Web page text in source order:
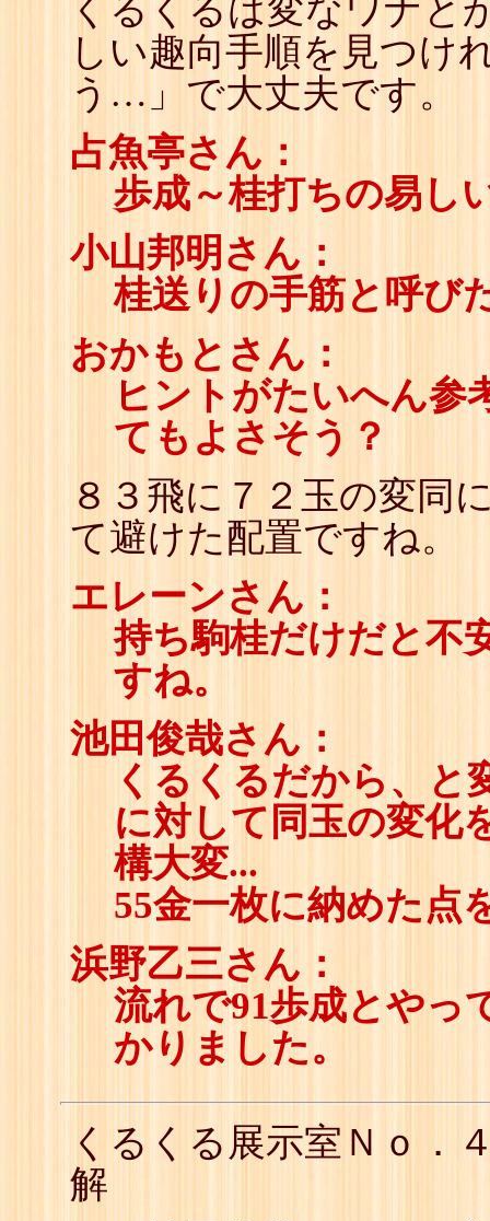
くるくるは変なワナと
しい趣向手順を見つけ
う…」で大丈夫です。
占魚亭さん：
歩成～桂打ちの易し
小山邦明さん：
桂送りの手筋と呼び
おかもとさん：
ヒントがたいへん参
てもよさそう？
８３飛に７２玉の変同
て避けた配置ですね。
エレーンさん：
持ち駒桂だけだと不
すね。
池田俊哉さん：
くるくるだから、と
に対して同玉の変化
構大変...
55金一枚に納めた点
浜野乙三さん：
流れで91歩成とやっ
かりました。
くるくる展示室Ｎｏ
解